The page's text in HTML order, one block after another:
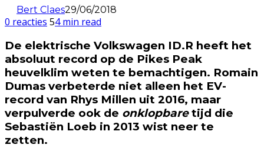
Bert Claes29/06/2018
0 reacties 54 min read
De elektrische Volkswagen ID.R heeft het
absoluut record op de Pikes Peak
heuvelklim weten te bemachtigen. Romain
Dumas verbeterde niet alleen het EV-
record van Rhys Millen uit 2016, maar
verpulverde ook de onklopbaretijd die
Sebastiën Loeb in 2013 wist neer te
zetten.